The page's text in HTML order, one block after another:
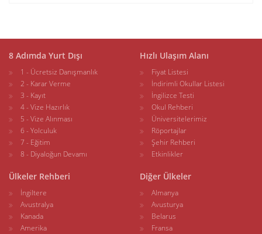
8 Adımda Yurt Dışı
1 - Ücretsiz Danışmanlık
2 - Karar Verme
3 - Kayıt
4 - Vize Hazırlık
5 - Vize Alınması
6 - Yolculuk
7 - Eğitim
8 - Diyaloğun Devamı
Hızlı Ulaşım Alanı
Fiyat Listesi
İndirimli Okullar Listesi
İngilizce Testi
Okul Rehberi
Üniversitelerimiz
Röportajlar
Şehir Rehberi
Etkinlikler
Ülkeler Rehberi
İngiltere
Avustralya
Kanada
Amerika
Diğer Ülkeler
Almanya
Avusturya
Belarus
Fransa